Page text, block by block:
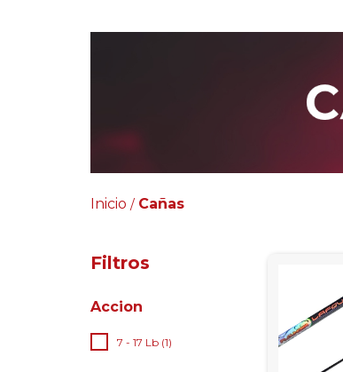
Inicio / Cañas
Filtros
Accion
7 - 17 Lb (1)